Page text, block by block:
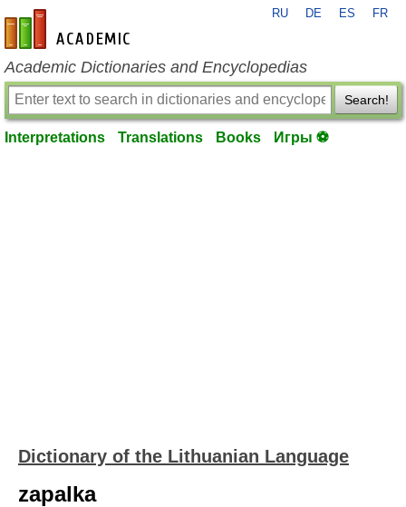
en-academic.com
RU DE ES FR
Academic Dictionaries and Encyclopedias
Search!
Interpretations Translations Books Игры ⚽
Dictionary of the Lithuanian Language
zapalka